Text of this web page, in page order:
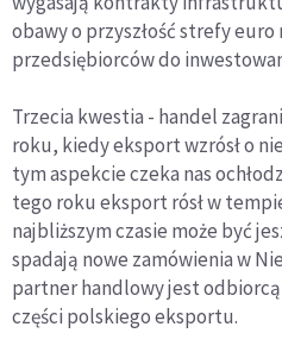
obawy o przyszłość strefy euro
przedsiębiorców do
Trzecia kwestia - handel
roku, kiedy eksport wzrósł o
tym aspekcie czeka nas
tego roku eksport rósł w
najbliższym czasie może być
spadają nowe zamówienia w
partner handlowy jest
części polskiego eksportu.